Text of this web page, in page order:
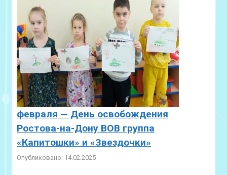
февраля — День освобождения
Ростова-на-Дону ВОВ группа
«Капитошки» и «Звездочки»
Опубликовано: 14.02.2025